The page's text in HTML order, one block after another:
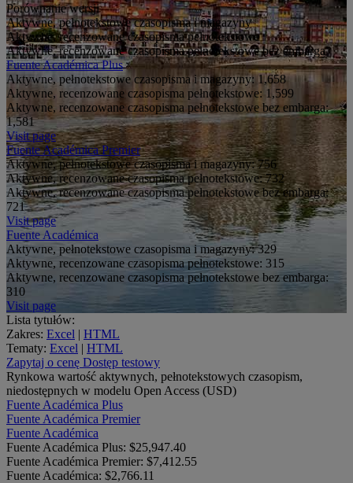
Porównanie wersji
Aktywne, pełnotekstowe czasopisma i magazyny
Aktywne, recenzowane czasopisma pełnotekstowe
Aktywne, recenzowane czasopisma pełnotekstowe bez embarga
Fuente Académica Plus
Aktywne, pełnotekstowe czasopisma i magazyny:1,658
Aktywne, recenzowane czasopisma pełnotekstowe: 1,599
Aktywne, recenzowane czasopisma pełnotekstowe bez embarga:
1,581
Visit page
Fuente Académica Premier
Aktywne, pełnotekstowe czasopisma i magazyny:756
Aktywne, recenzowane czasopisma pełnotekstowe:732
Aktywne, recenzowane czasopisma pełnotekstowe bez embarga:
721
Visit page
Fuente Académica
Aktywne, pełnotekstowe czasopisma i magazyny:329
Aktywne, recenzowane czasopisma pełnotekstowe: 315
Aktywne, recenzowane czasopisma pełnotekstowe bez embarga:
310
Visit page
Lista tytułów:
Zakres: Excel | HTML
Tematy: Excel | HTML
Zapytaj o cenę Dostęp testowy
Rynkowa wartość aktywnych, pełnotekstowych czasopism,
niedostępnych w modelu Open Access (USD)
Fuente Académica Plus
Fuente Académica Premier
Fuente Académica
Fuente Académica Plus: $25,947.40
Fuente Académica Premier: $7,412.55
Fuente Académica: $2,766.11